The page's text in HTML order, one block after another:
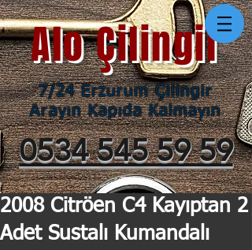
0534 545 59 59
Alo Çilingir
7/24 Erzurum Çilingir
Arayın Kapıda Kalmayın
2008 Citröen C4 Kayıptan 2
Adet Sustalı Kumandalı